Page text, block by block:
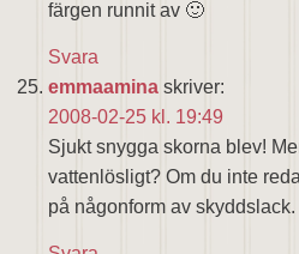
färgen runnit av 🙂
Svara
emmaamina skriver:
2008-02-25 kl. 19:49
Sjukt snygga skorna blev!
vattenlösligt? Om du inte
på någonform av skyddslack.